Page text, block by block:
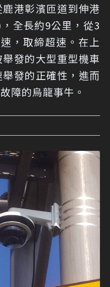
港彰濱匝道到伸港
全長約9公里，從3
，取締超速。在上
發的大型重型機車
發的正確性，進而
障的烏龍事牛。